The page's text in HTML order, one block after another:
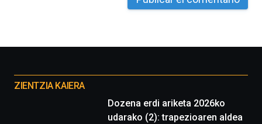
proyectos
ZIENTZIA KAIERA
Dozena erdi ariketa 2026ko
udarako (2): trapezioaren aldea